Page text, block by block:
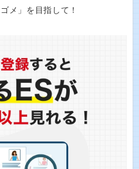
メ」を目指して！